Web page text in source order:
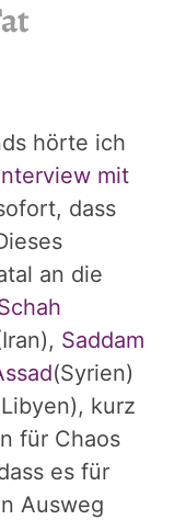
hörte ich
mit
dass
an die
Saddam
(Syrien)
kurz
für Chaos
es für
Ausweg